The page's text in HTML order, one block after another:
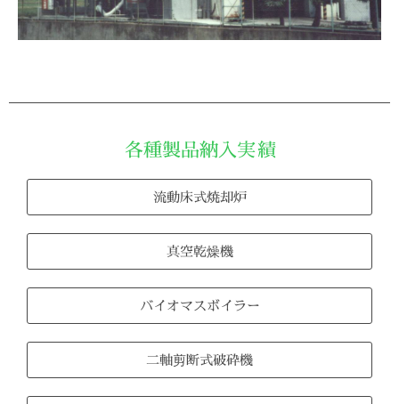
各種製品納入実績
流動床式焼却炉
真空乾燥機
バイオマスボイラー
二軸剪断式破砕機